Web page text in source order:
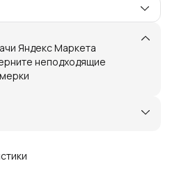
Яндекс Маркета
неподходящие